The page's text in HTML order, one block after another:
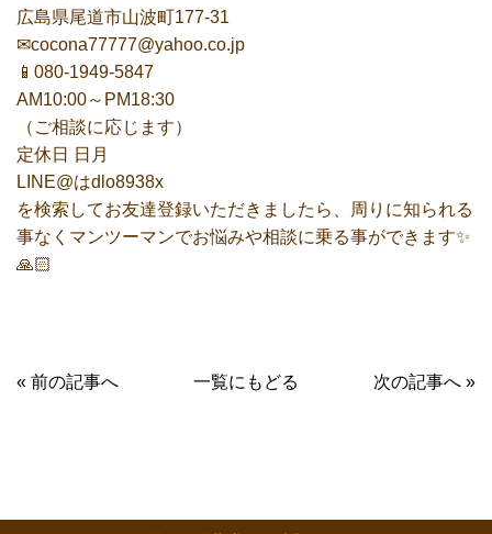
広島県尾道市山波町177-31
✉cocona77777@yahoo.co.jp
📱︎080-1949-5847
AM10:00～PM18:30
（ご相談に応じます）
定休日 日月
LINE@はdlo8938x
を検索してお友達登録いただきましたら、周りに知られる
事なくマンツーマンでお悩みや相談に乗る事ができます✨
🙏🏻
« 前の記事へ 一覧にもどる 次の記事へ »